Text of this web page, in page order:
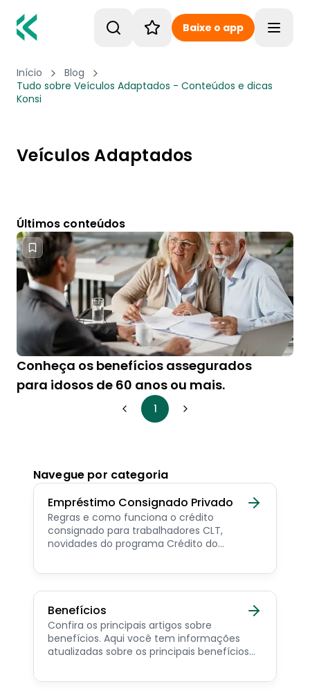
Baixe o app
Início
Blog
Tudo sobre Veículos Adaptados - Conteúdos e dicas
Konsi
Veículos Adaptados
Últimos conteúdos
Conheça os benefícios assegurados
para idosos de 60 anos ou mais.
1
Navegue por categoria
Empréstimo Consignado Privado
Regras e como funciona o crédito
consignado para trabalhadores CLT,
novidades do programa Crédito do
consignado privado.
Benefícios
Confira os principais artigos sobre
benefícios. Aqui você tem informações
atualizadas sobre os principais benefícios
pensionista e beneficiários de programas